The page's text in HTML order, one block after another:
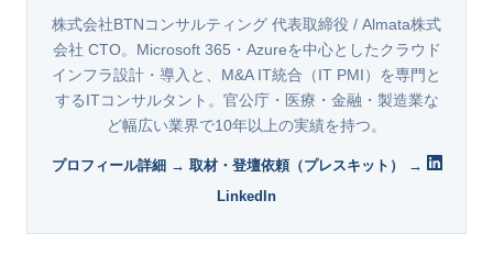
株式会社BTNコンサルティング 代表取締役 / Almata株式
会社 CTO。Microsoft 365・Azureを中心としたクラウド
インフラ設計・導入と、M&A IT統合（IT PMI）を専門と
するITコンサルタント。官公庁・医療・金融・製造業な
ど幅広い業界で10年以上の実績を持つ。
プロフィール詳細 → 取材・登壇依頼（プレスキット） →
LinkedIn